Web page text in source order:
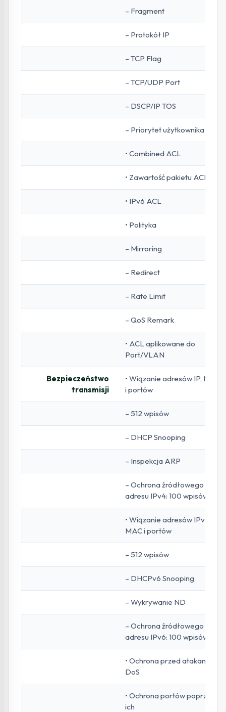
– Fragment
– Protokół IP
– TCP Flag
– TCP/UDP Port
– DSCP/IP TOS
– Priorytet użytkownika
• Combined ACL
• Zawartość pakietu ACL
• IPv6 ACL
• Polityka
– Mirroring
– Redirect
– Rate Limit
– QoS Remark
• ACL aplikowane do
Port/VLAN
Bezpieczeństwo
transmisji
• Wiązanie adresów IP, MAC
i portów
– 512 wpisów
– DHCP Snooping
– Inspekcja ARP
– Ochrona źródłowego
adresu IPv4: 100 wpisów
• Wiązanie adresów IPv6,
MAC i portów
– 512 wpisów
– DHCPv6 Snooping
– Wykrywanie ND
– Ochrona źródłowego
adresu IPv6: 100 wpisów
• Ochrona przed atakami
DoS
• Ochrona portów poprzez
ich